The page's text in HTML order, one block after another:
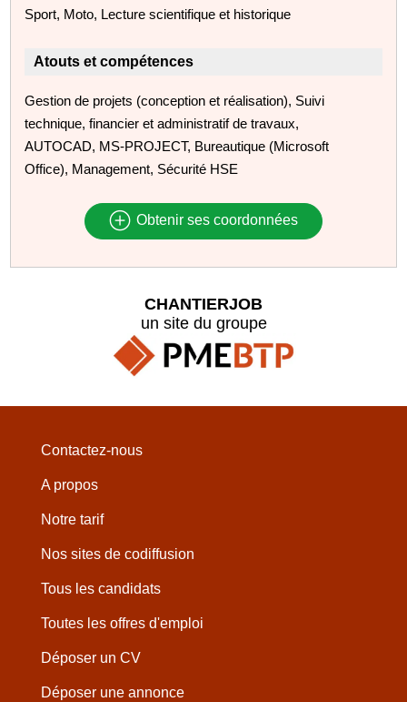
Sport, Moto, Lecture scientifique et historique
Atouts et compétences
Gestion de projets (conception et réalisation), Suivi
technique, financier et administratif de travaux,
AUTOCAD, MS‑PROJECT, Bureautique (Microsoft
Office), Management, Sécurité HSE
Obtenir ses coordonnées
CHANTIERJOB
un site du groupe
Contactez-nous
A propos
Notre tarif
Nos sites de codiffusion
Tous les candidats
Toutes les offres d'emploi
Déposer un CV
Déposer une annonce